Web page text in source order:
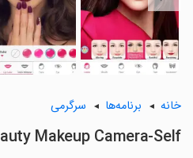
خانه برنامه‌ها سرگرمی
Makeup Camera-Self